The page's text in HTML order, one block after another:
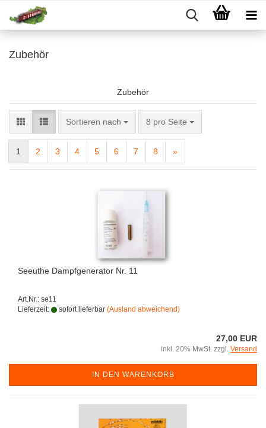
Zubehör
Zubehör
Sortieren nach
Sortieren nach 8 pro Seite
pro Seite
1 2 3 4 5 6 7 8 »
Seeuthe Dampfgenerator Nr. 11
Art.Nr.: se11
Lieferzeit:
sofort lieferbar (Ausland abweichend)
27,00 EUR
inkl. 20% MwSt. zzgl. Versand
IN DEN WARENKORB